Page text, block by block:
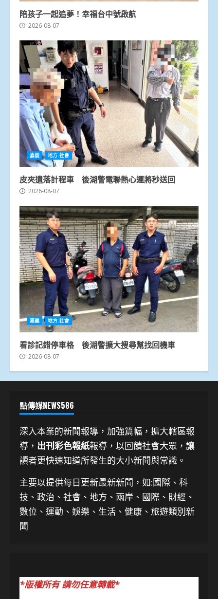
陪孩子一起追夢！幸福台中號啟航
2026-08-07
嘉義 地方.社會
皮夾遺落計程車 後湖警電聯熱心運將秒送回
2026-08-07
嘉義 地方.社會
看診記錯停車格 後湖警擴大搜尋幫找回機車
2026-08-07
點傳媒NEWS586
深入本業的新聞報導，加強篇幅，擴大轄區報
導， 出刊彩色報紙報導，以回饋社會大眾，讓
讀者更快速知道所發生的大小新聞與常識。
主要以提供每日更新最新新聞 ，如:國際、科
技、 政治、社會、地方、兩岸、國際、財經、
數位、運動、娛樂、生活、健康、旅遊類別新
聞
*版權所有 請勿任意轉載*